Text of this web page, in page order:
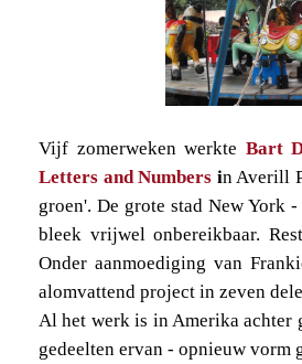
Vijf zomerweken werkte Bart
Letters and Numbers in Averill
groen'. De grote stad New York
bleek vrijwel onbereikbaar.
Onder aanmoediging van
alomvattend project in zeven
Al het werk is in Amerika
gedeelten ervan - opnieuw vorm